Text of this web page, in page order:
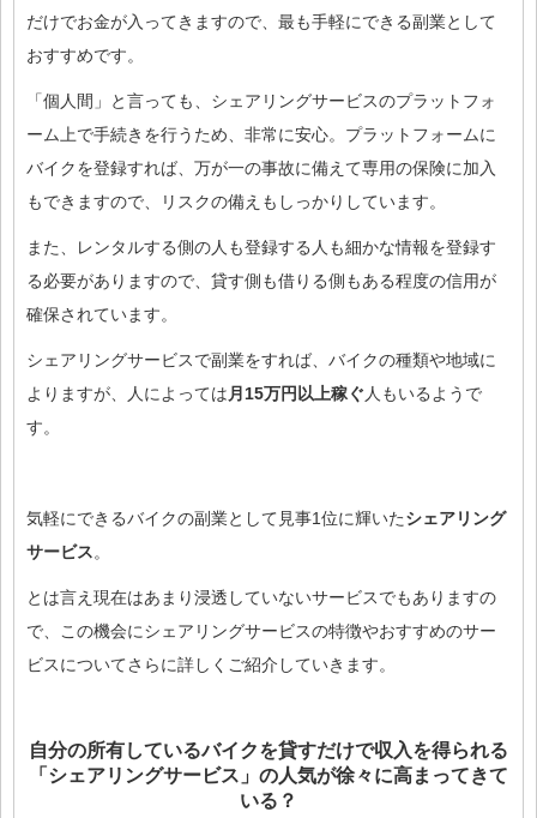
だけでお金が入ってきますので、最も手軽にできる副業として
おすすめです。
「個人間」と言っても、シェアリングサービスのプラットフォ
ーム上で手続きを行うため、非常に安心。プラットフォームに
バイクを登録すれば、万が一の事故に備えて専用の保険に加入
もできますので、リスクの備えもしっかりしています。
また、レンタルする側の人も登録する人も細かな情報を登録す
る必要がありますので、貸す側も借りる側もある程度の信用が
確保されています。
シェアリングサービスで副業をすれば、バイクの種類や地域に
よりますが、人によっては 月15万円以上稼ぐ 人もいるようで
す。
気軽にできるバイクの副業として見事1位に輝いたシェアリング
サービス。
とは言え現在はあまり浸透していないサービスでもありますの
で、この機会にシェアリングサービスの特徴やおすすめのサー
ビスについてさらに詳しくご紹介していきます。
自分の所有しているバイクを貸すだけで収入を得られる
「シェアリングサービス」の人気が徐々に高まってきて
いる？